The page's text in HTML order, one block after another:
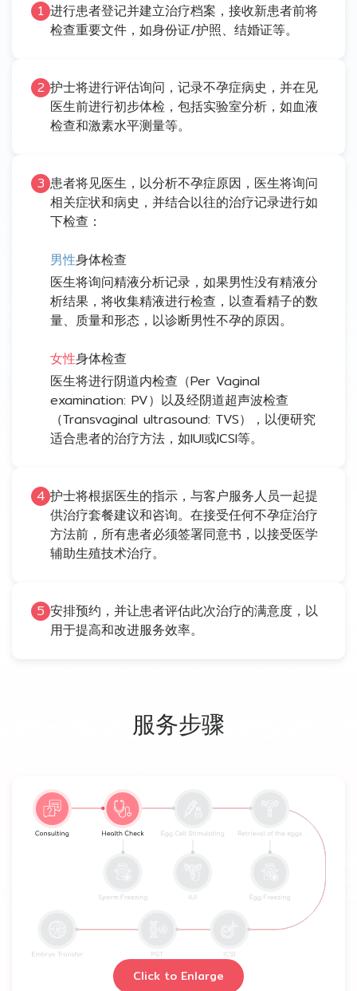
1 进行患者登记并建立治疗档案，接收新患者前将
检查重要文件，如身份证/护照、结婚证等。
2 护士将进行评估询问，记录不孕症病史，并在见
医生前进行初步体检，包括实验室分析，如血液
检查和激素水平测量等。
3 患者将见医生，以分析不孕症原因，医生将询问
相关症状和病史，并结合以往的治疗记录进行如
下检查：
男性身体检查
医生将询问精液分析记录，如果男性没有精液分
析结果，将收集精液进行检查，以查看精子的数
量、质量和形态，以诊断男性不孕的原因。
女性身体检查
医生将进行阴道内检查（Per Vaginal
examination: PV）以及经阴道超声波检查
（Transvaginal ultrasound: TVS），以便研究
适合患者的治疗方法，如IUI或ICSI等。
4 护士将根据医生的指示，与客户服务人员一起提
供治疗套餐建议和咨询。在接受任何不孕症治疗
方法前，所有患者必须签署同意书，以接受医学
辅助生殖技术治疗。
5 安排预约，并让患者评估此次治疗的满意度，以
用于提高和改进服务效率。
服务步骤
Click to Enlarge